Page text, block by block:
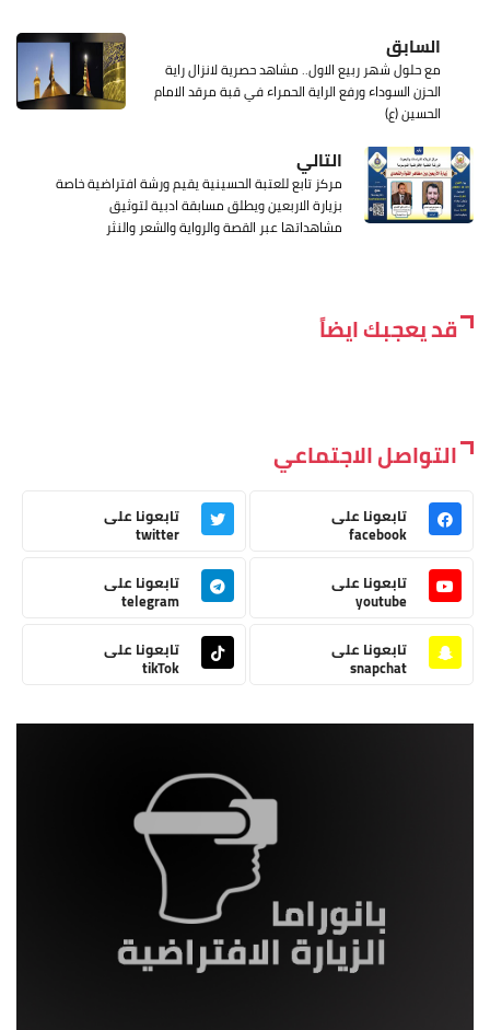
السابق
مع حلول شهر ربيع الاول.. مشاهد حصرية لانزال راية
الحزن السوداء ورفع الراية الحمراء في قبة مرقد الامام
الحسين (ع)
التالي
مركز تابع للعتبة الحسينية يقيم ورشة افتراضية خاصة
بزيارة الاربعين ويطلق مسابقة ادبية لتوثيق
مشاهداتها عبر القصة والرواية والشعر والنثر
قد يعجبك ايضاً
التواصل الاجتماعي
تابعونا على
facebook
تابعونا على
twitter
تابعونا على
youtube
تابعونا على
telegram
تابعونا على
snapchat
تابعونا على
tikTok